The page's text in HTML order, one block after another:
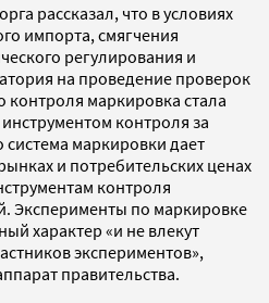
рассказал, что в условиях
импорта, смягчения
регулирования и
на проведение проверок
контроля маркировка стала
контроля за
маркировки дает
и потребительских ценах
контроля
Эксперименты по маркировке
характер «и не влекут
экспериментов»,
правительства.